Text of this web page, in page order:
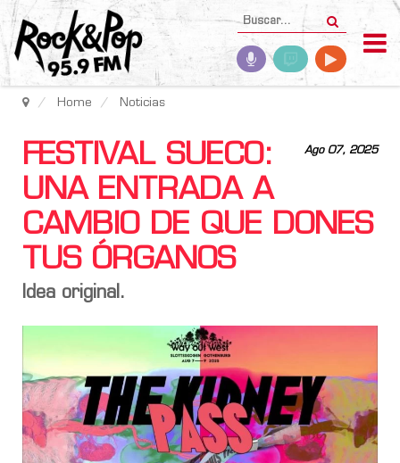
Home Noticias
Ago 07, 2025
FESTIVAL SUECO:
UNA ENTRADA A
CAMBIO DE QUE DONES
TUS ÓRGANOS
Idea original.